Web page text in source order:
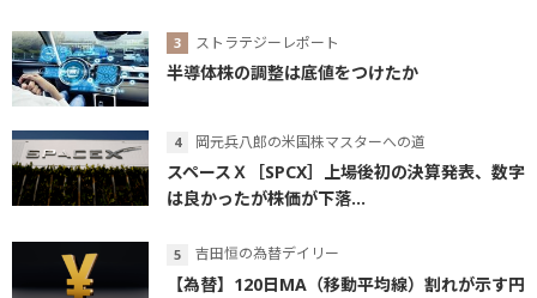
ストラテジーレポート
半導体株の調整は底値をつけたか
岡元兵八郎の米国株マスターへの道
スペースＸ［SPCX］上場後初の決算発表、数字
は良かったが株価が下落...
吉田恒の為替デイリー
【為替】120日MA（移動平均線）割れが示す円